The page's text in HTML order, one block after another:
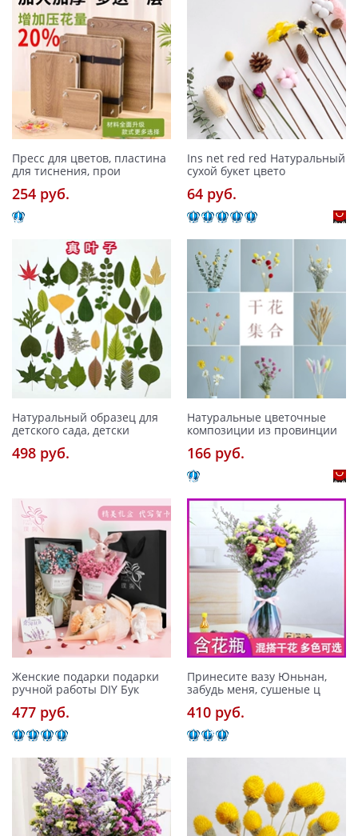
Пресс для цветов, пластина
для тиснения, прои
254 pуб.
Ins net red red Натуральный
сухой букет цвето
64 pуб.
Натуральный образец для
детского сада, детски
498 pуб.
Натуральные цветочные
композиции из провинции
166 pуб.
Женские подарки подарки
ручной работы DIY Бук
477 pуб.
Принесите вазу Юньнан,
забудь меня, сушеные ц
410 pуб.